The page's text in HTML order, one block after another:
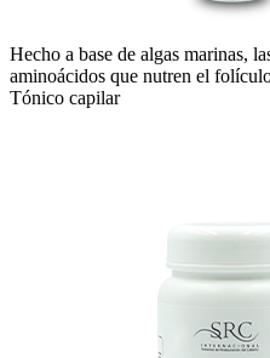
Hecho a base de algas marinas,
aminoácidos que nutren el
Tónico capilar